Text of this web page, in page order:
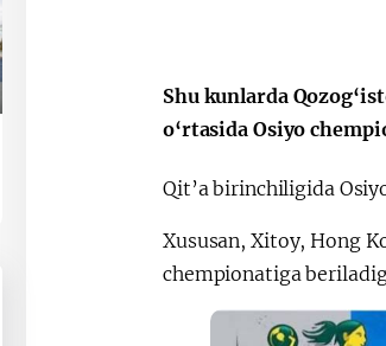
‘Орталық Азия -
Shu kunlarda
o‘rtasida Osiyo
Qit’a birinchiligida
Xususan, Xitoy, Hong
chempionatiga